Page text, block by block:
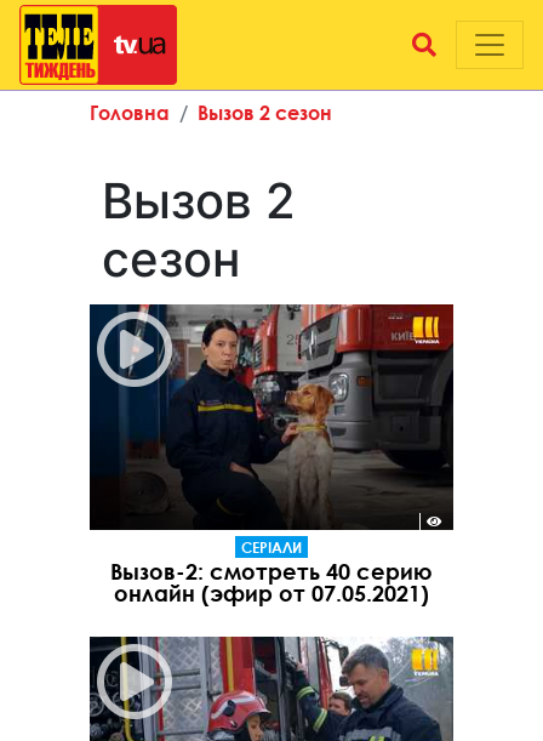
Головна Вызов 2 сезон
Вызов 2
сезон
СЕРІАЛИ
Вызов-2: смотреть 40 серию
онлайн (эфир от 07.05.2021)